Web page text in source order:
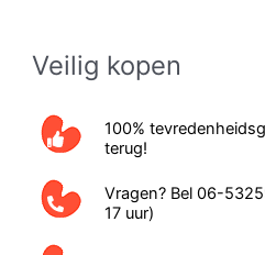
Veilig kopen
100%
terug!
Vragen? Bel 06-
17 uur)